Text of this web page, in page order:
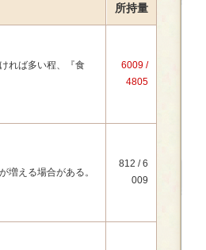
所持量
れば多い程、『食
6009 /
4805
増える場合がある。
812 / 6
009